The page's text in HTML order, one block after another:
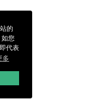
的
您
代表
多